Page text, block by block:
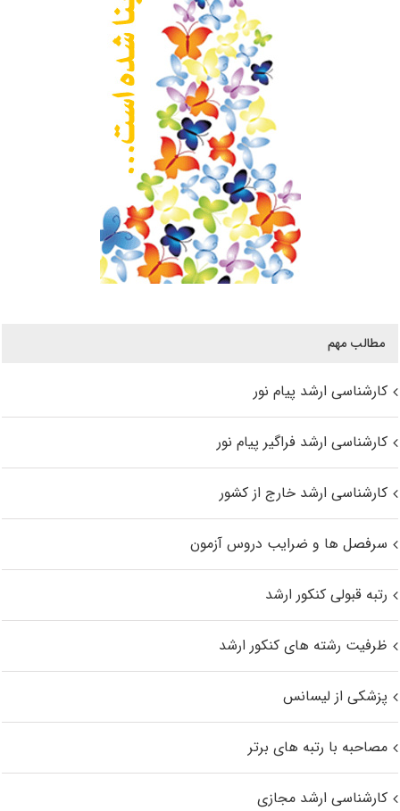
مطالب مهم
کارشناسی ارشد پیام نور
کارشناسی ارشد فراگیر پیام نور
کارشناسی ارشد خارج از کشور
سرفصل ها و ضرایب دروس آزمون
رتبه قبولی کنکور ارشد
ظرفیت رشته های کنکور ارشد
پزشکی از لیسانس
مصاحبه با رتبه های برتر
کارشناسی ارشد مجازی